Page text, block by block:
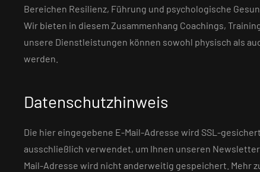
Bereichen Resilienz, Führung und psychologische
Wir bieten in diesem Zusammenhang Coachings,
unsere Dienstleistungen können sowohl physisch als
werden.
Datenschutzhinweis
Die hier eingegebene E-Mail-Adresse wird SSL-
ausschließlich verwendet, um Ihnen unseren
Mail-Adresse wird nicht anderweitig gespeichert. Mehr